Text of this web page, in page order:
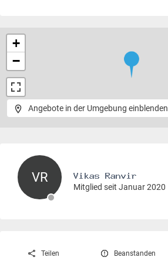
+
−
Angebote in der Umgebung einblenden
VR
Mitglied seit Januar 2020
Teilen Beanstanden